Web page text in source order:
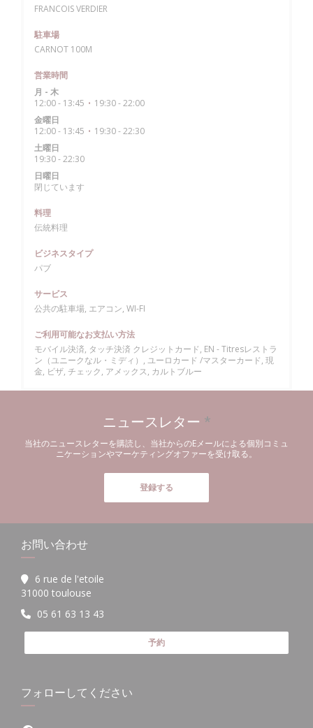
FRANCOIS VERDIER
駐車場
CARNOT 100M
営業時間
月 - 木
12:00 - 13:45 • 19:30 - 22:00
金曜日
12:00 - 13:45 • 19:30 - 22:30
土曜日
19:30 - 22:30
日曜日
閉じています
料理
伝統料理
ビジネスタイプ
パブ
サービス
公共の駐車場, エアコン, WI-FI
ご利用可能なお支払い方法
モバイル決済, タッチ決済 クレジットカード, EN - Titresレストラ
ン（ユニークなル・ミディ）, ユーロカード /マスターカード, 現
金, ビザ, チェック, アメックス, カルトブルー
ニュースレター *
当社のニュースレターを購読し、当社からのEメールによる個別コミュ
ニケーションやマーケティングオファーを受け取る。
登録する
お問い合わせ
6 rue de l'etoile
31000 toulouse
05 61 63 13 43
予約
フォローしてください